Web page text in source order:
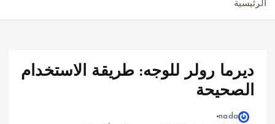
الرئيسية
ديرما رولر للوجه: طريقة الاستخدام
الصحيحة
nada